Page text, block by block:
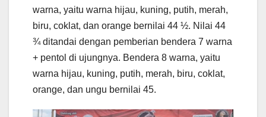
warna, yaitu warna hijau, kuning, putih, merah,
biru, coklat, dan orange bernilai 44 ½. Nilai 44
¾ ditandai dengan pemberian bendera 7 warna
+ pentol di ujungnya. Bendera 8 warna, yaitu
warna hijau, kuning, putih, merah, biru, coklat,
orange, dan ungu bernilai 45.